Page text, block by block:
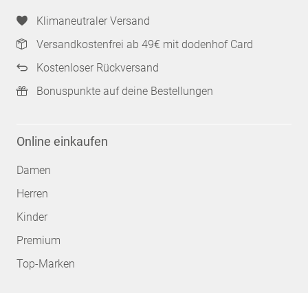
Klimaneutraler Versand
Versandkostenfrei ab 49€ mit dodenhof Card
Kostenloser Rückversand
Bonuspunkte auf deine Bestellungen
Online einkaufen
Damen
Herren
Kinder
Premium
Top-Marken